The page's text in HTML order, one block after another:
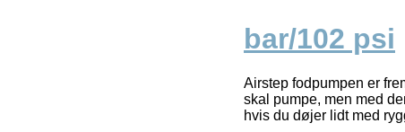
bar/102 psi
Airstep fodpumpen er
skal pumpe, men med
hvis du døjer lidt med